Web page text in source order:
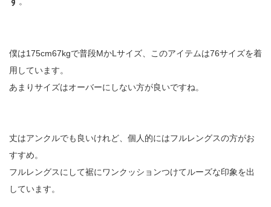
僕は175cm67kgで普段MかLサイズ、このアイテムは76サイズを着
用しています。
あまりサイズはオーバーにしない方が良いですね。
丈はアンクルでも良いけれど、個人的にはフルレングスの方がお
すすめ。
フルレングスにして裾にワンクッションつけてルーズな印象を出
しています。